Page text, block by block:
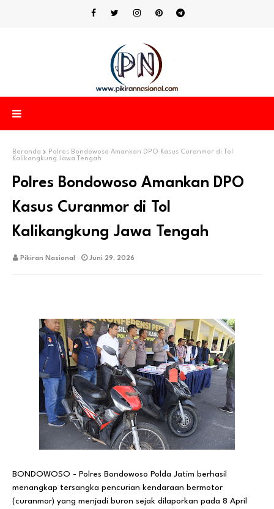
Beranda
Polres Bondowoso Amankan DPO Kasus Curanmor di Tol
Kalikangkung Jawa Tengah
Polres Bondowoso Amankan DPO
Kasus Curanmor di Tol
Kalikangkung Jawa Tengah
Pikiran Nasional Juni 29, 2026
BONDOWOSO - Polres Bondowoso Polda Jatim berhasil
menangkap tersangka pencurian kendaraan bermotor
(curanmor) yang menjadi buron sejak dilaporkan pada 8 April